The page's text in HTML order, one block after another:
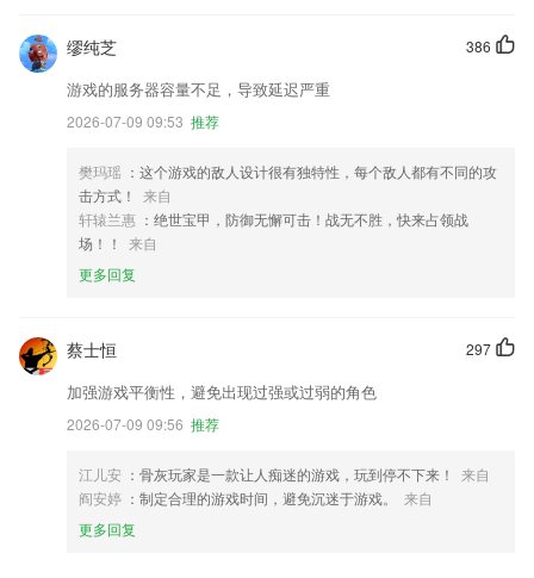
386
缪纯芝
游戏的服务器容量不足，导致延迟严重
2026-07-09 09:53 推荐
樊玛瑶 ：这个游戏的敌人设计很有独特性，每个敌人都有不同的攻
击方式！
来自
轩辕兰惠 ：绝世宝甲，防御无懈可击！战无不胜，快来占领战
场！！
来自
更多回复
297
蔡士恒
加强游戏平衡性，避免出现过强或过弱的角色
2026-07-09 09:56 推荐
江儿安 ：骨灰玩家是一款让人痴迷的游戏，玩到停不下来！
来自
阎安婷 ：制定合理的游戏时间，避免沉迷于游戏。
来自
更多回复